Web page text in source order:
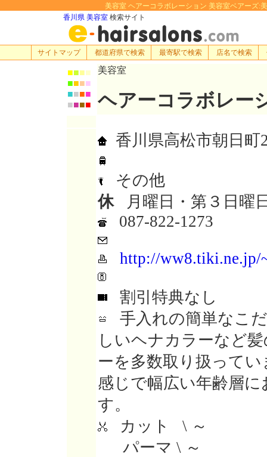
美容室 ヘアーコラボレーション 美容室ベアーズ:
香川県 美容室 検索サイト
サイトマップ 都道府県で検索 最寄駅で検索 店名で検索
■■■■
■■■■
■■■■
■■■■
美容室
ヘアーコラボレー
香川県高松市朝日町
その他
休月曜日・第３日曜
087-822-1273
http://ww8.tiki.ne.jp/
割引特典なし
手入れの簡単なこ
しいヘナカラーなど
ーを多数取り扱って
感じで幅広い年齢層
す。
カット \ ～
パーマ \ ～